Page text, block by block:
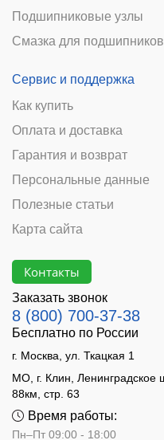
Подшипниковые узлы
Смазка для подшипников
Сервис и поддержка
Как купить
Оплата и доставка
Гарантия и возврат
Персональные данные
Полезные статьи
Карта сайта
Контакты
Заказать звонок
8 (800) 700-37-38
Бесплатно по России
г. Москва, ул. Ткацкая 1
МО, г. Клин, Ленинградское
88км, стр. 63
Время работы:
Пн–Пт 09:00 - 18:00